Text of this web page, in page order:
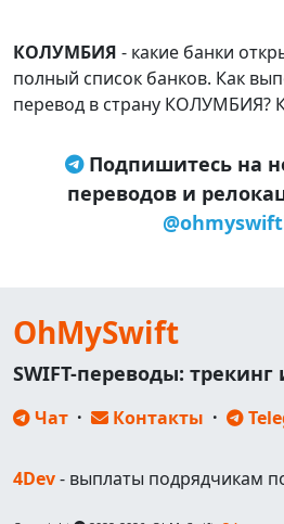
КОЛУМБИЯ - какие банки
полный список банков. Как
перевод в страну КОЛУМБИЯ?
Подпишитесь на
переводов и
OhMySwift
SWIFT-переводы:
Чат · Контакты ·
4Dev- выплаты подрядчикам